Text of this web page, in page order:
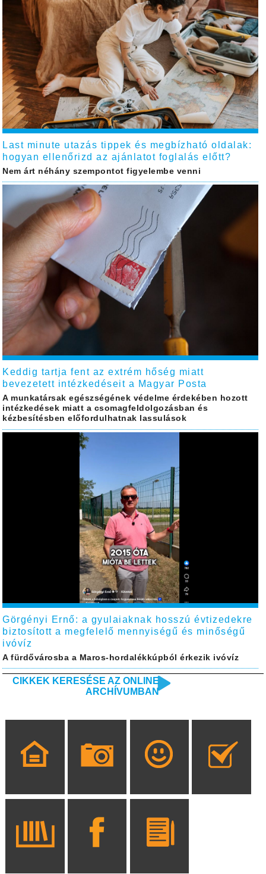
Last minute utazás tippek és megbízható oldalak:
hogyan ellenőrizd az ajánlatot foglalás előtt?
Nem árt néhány szempontot figyelembe venni
Keddig tartja fent az extrém hőség miatt
bevezetett intézkedéseit a Magyar Posta
A munkatársak egészségének védelme érdekében hozott
intézkedések miatt a csomagfeldolgozásban és
kézbesítésben előfordulhatnak lassulások
Görgényi Ernő: a gyulaiaknak hosszú évtizedekre
biztosított a megfelelő mennyiségű és minőségű
ivóvíz
A fürdővárosba a Maros-hordalékkúpból érkezik ivóvíz
CIKKEK KERESÉSE AZ ONLINE
ARCHÍVUMBAN